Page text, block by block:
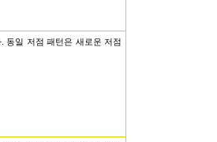
동일 저점 패턴은 새로운 저점